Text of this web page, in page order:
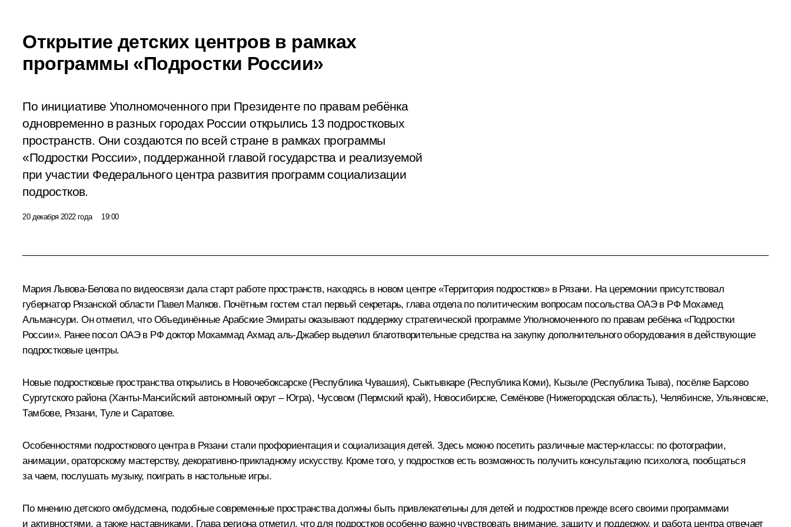
Открытие детских центров в рамках
программы «Подростки России»
По инициативе Уполномоченного при Президенте по правам ребёнка
одновременно в разных городах России открылись 13 подростковых
пространств. Они создаются по всей стране в рамках программы
«Подростки России», поддержанной главой государства и реализуемой
при участии Федерального центра развития программ социализации
подростков.
20 декабря 2022 года 19:00
Мария Львова-Беловапо видеосвязи дала старт работе пространств, находясь в новом центре «Территория подростков» в Рязани. На церемонии присутствовал
губернатор Рязанской области Павел Малков. Почётным гостем стал первый секретарь, глава отдела по политическим вопросам посольства ОАЭ в РФ Мохамед
Альмансури. Он отметил, что Объединённые Арабские Эмираты оказывают поддержку стратегической программе Уполномоченного по правам ребёнка «Подростки
России». Ранее посол ОАЭ в РФ доктор Мохаммад Ахмад аль-Джабер выделил благотворительные средства на закупку дополнительного оборудования в действующие
подростковые центры.
Новые подростковые пространства открылись в Новочебоксарске (Республика Чувашия), Сыктывкаре (Республика Коми), Кызыле (Республика Тыва), посёлке Барсово
Сургутского района (Ханты-Мансийский автономный округ – Югра), Чусовом (Пермский край), Новосибирске, Семёнове (Нижегородская область), Челябинске, Ульяновске,
Тамбове, Рязани, Туле и Саратове.
Особенностями подросткового центра в Рязани стали профориентация и социализация детей. Здесь можно посетить различные мастер-классы: по фотографии,
анимации, ораторскому мастерству, декоративно-прикладному искусству. Кроме того, у подростков есть возможность получить консультацию психолога, пообщаться
за чаем, послушать музыку, поиграть в настольные игры.
По мнению детского омбудсмена, подобные современные пространства должны быть привлекательны для детей и подростков прежде всего своими программами
и активностями, а также наставниками. Глава региона отметил, что для подростков особенно важно чувствовать внимание, защиту и поддержку, и работа центра отвечает